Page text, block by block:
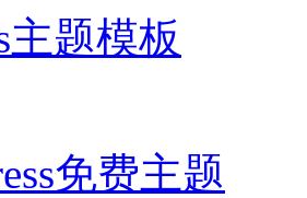
主题模板
免费主题